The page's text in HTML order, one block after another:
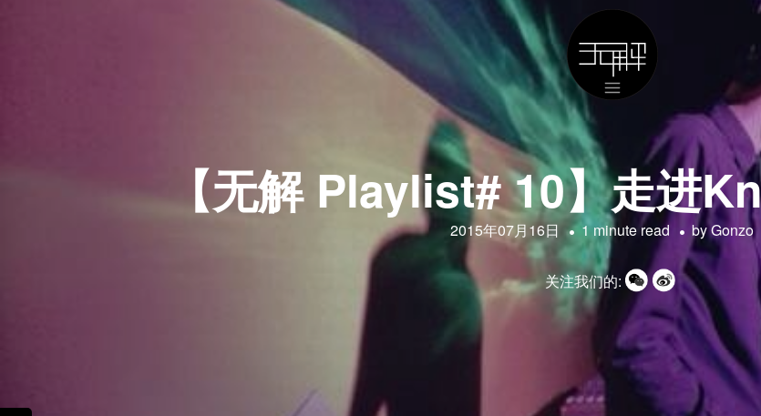
【无解 Playlist# 10】走进
2015年07月16日 1 minute read byGonzo
关注我们的: